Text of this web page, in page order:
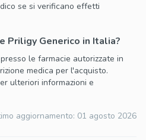
se si verificano effetti
Priligy Generico in Italia?
le farmacie autorizzate in
medica per l'acquisto.
ulteriori informazioni e
aggiornamento: 01 agosto 2026